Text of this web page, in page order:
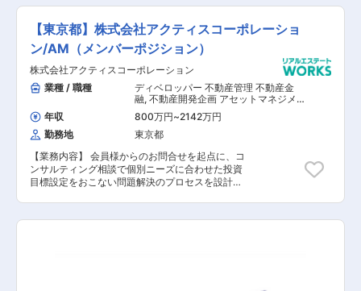
案と提案を行います。 ※100％反響営業でテレア
ポや飛び込み営業はございません ①資産形成の
グランドデザイン ■方向性と目標設定 ■投資効果
確認 ■今後のスケジュール ②投資物件の「選
別・評価・融資・物件提案」 ■選別：物件選別 ■
評価：市場分析、土地評価、修繕調査 ■融資：銀
行事前打診 ■提案：物件ご紹介 ■契約：役所・現
場調査、売契・重説作成、契約締結、決済 ③出
口戦略で投資を最適化 ■財務バランスの定期確認
■出口戦略と売却活動提案 ※初めての不動産投資
営業の方でも、カリキュラムが整備されておりま
すので、キャッチアップから習得まで成長スピー
ドが速いので安心してください。
【東京都】株式会社アクティスコーポレーショ
ン/AM（メンバーポジション）
株式会社アクティスコーポレーション
業種 / 職種
ディベロッパー 不動産管理 不動産金
融, 不動産開発企画 アセットマネジメ
ント その他（土木設計・測量） その他
（建築設計・積算）
年収 800万円~2142万円
勤務地
東京都
【業務内容】 会員様からのお問合せを起点に、コ
ンサルティング相談で個別ニーズに合わせた投資
目標設定をおこない問題解決のプロセスを設計。
案と提案を行います。 ※100％反響営業でテレア